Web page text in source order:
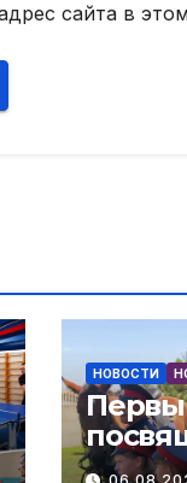
сайта в
НОВОСТИ